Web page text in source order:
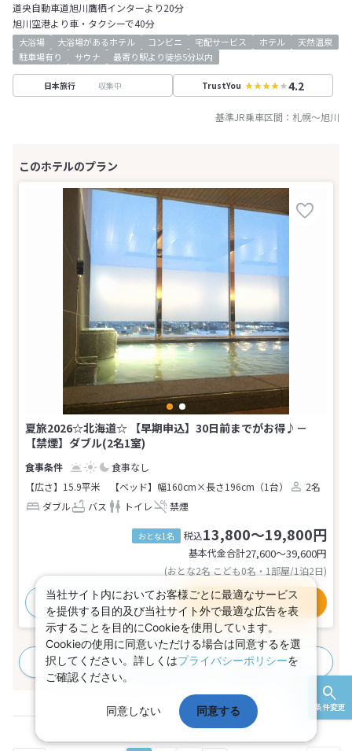
条件変更
道央自動車道旭川鷹栖インターより20分
旭川空港より車・タクシーで40分
大浴場 大浴場があるホテル コンビニ 宅配サービス ホテル
天然温泉
駐車場有り
サウナ 最寄り駅より徒歩5分以内
日本旅行 収集中 TrustYou 4.2
基準JR乗車区間： 札幌～旭川
夏旅2026☆北海道☆ 【早期申込】30日前までがお得♪－
【禁煙】ダブル(2名1室)
食事なし
【広さ】15.9平米
【ベッド】幅160cm×長さ196cm（1台）
2名
ダブル
バス トイレ 禁煙
おとな1名 税込13,800～19,800円
基本代金合計27,600〜39,600円
(おとな2名 こども0名・1部屋/1泊2日)
おすすめポイント プランの詳細
すべてのプランを見る (44プラン、10部屋タイプ)
当社サイト内においてお客様ごとに最適なサービス
を提供する目的及び当社サイト外で最適な広告を表
示することを目的にCookieを使用しています。
Cookieの使用に同意いただける場合は同意するを選
択してください。詳しくはプライバシーポリシーを
ご確認ください。
同意しない 同意する